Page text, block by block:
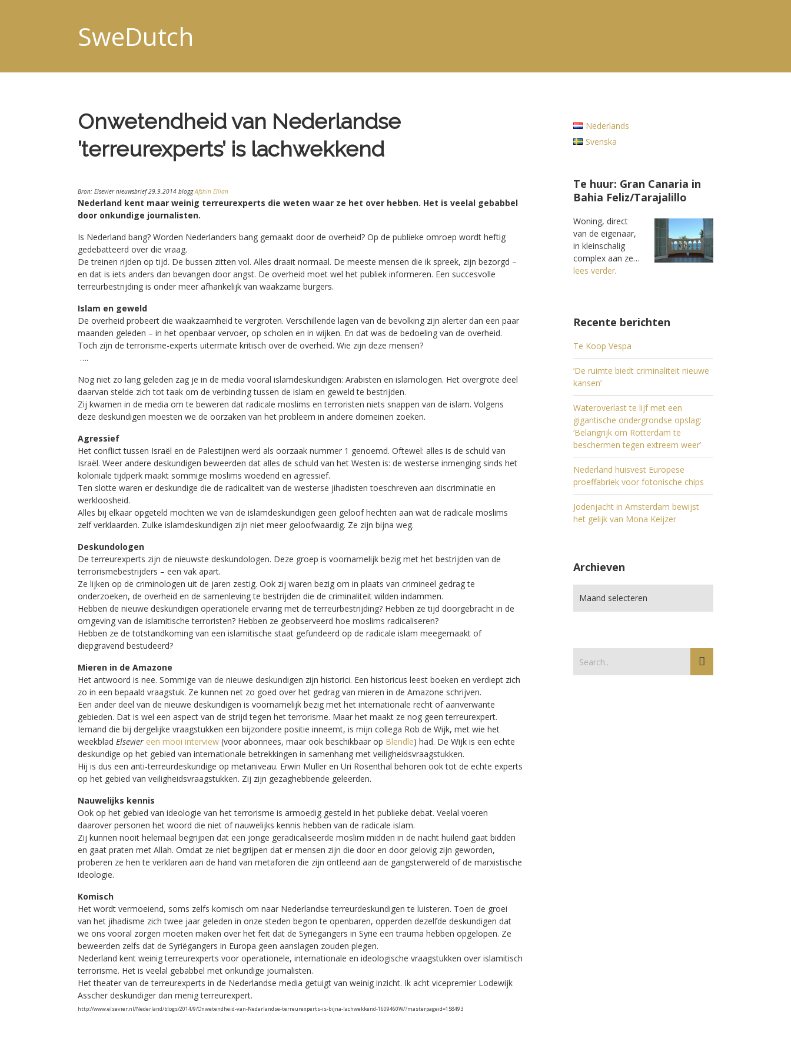
SweDutch
Onwetendheid van Nederlandse
’terreurexperts’ is lachwekkend
Bron: Elsevier nieuwsbrief 29.9.2014 bloggAfshin Ellian
Nederland kent maar weinig terreurexperts die weten waar ze het over hebben. Het is veelal gebabbel
door onkundige journalisten.
Is Nederland bang? Worden Nederlanders bang gemaakt door de overheid? Op de publieke omroep wordt heftig
gedebatteerd over die vraag.
De treinen rijden op tijd. De bussen zitten vol. Alles draait normaal. De meeste mensen die ik spreek, zijn bezorgd –
en dat is iets anders dan bevangen door angst. De overheid moet wel het publiek informeren. Een succesvolle
terreurbestrijding is onder meer afhankelijk van waakzame burgers.
Islam en geweld
De overheid probeert die waakzaamheid te vergroten. Verschillende lagen van de bevolking zijn alerter dan een paar
maanden geleden – in het openbaar vervoer, op scholen en in wijken. En dat was de bedoeling van de overheid.
Toch zijn de terrorisme-experts uitermate kritisch over de overheid. Wie zijn deze mensen?
….
Nog niet zo lang geleden zag je in de media vooral islamdeskundigen: Arabisten en islamologen. Het overgrote deel
daarvan stelde zich tot taak om de verbinding tussen de islam en geweld te bestrijden.
Zij kwamen in de media om te beweren dat radicale moslims en terroristen niets snappen van de islam. Volgens
deze deskundigen moesten we de oorzaken van het probleem in andere domeinen zoeken.
Agressief
Het conflict tussen Israël en de Palestijnen werd als oorzaak nummer 1 genoemd. Oftewel: alles is de schuld van
Israël. Weer andere deskundigen beweerden dat alles de schuld van het Westen is: de westerse inmenging sinds het
koloniale tijdperk maakt sommige moslims woedend en agressief.
Ten slotte waren er deskundige die de radicaliteit van de westerse jihadisten toeschreven aan discriminatie en
werkloosheid.
Alles bij elkaar opgeteld mochten we van de islamdeskundigen geen geloof hechten aan wat de radicale moslims
zelf verklaarden. Zulke islamdeskundigen zijn niet meer geloofwaardig. Ze zijn bijna weg.
Deskundologen
De terreurexperts zijn de nieuwste deskundologen. Deze groep is voornamelijk bezig met het bestrijden van de
terrorismebestrijders – een vak apart.
Ze lijken op de criminologen uit de jaren zestig. Ook zij waren bezig om in plaats van crimineel gedrag te
onderzoeken, de overheid en de samenleving te bestrijden die de criminaliteit wilden indammen.
Hebben de nieuwe deskundigen operationele ervaring met de terreurbestrijding? Hebben ze tijd doorgebracht in de
omgeving van de islamitische terroristen? Hebben ze geobserveerd hoe moslims radicaliseren?
Hebben ze de totstandkoming van een islamitische staat gefundeerd op de radicale islam meegemaakt of
diepgravend bestudeerd?
Mieren in de Amazone
Het antwoord is nee. Sommige van de nieuwe deskundigen zijn historici. Een historicus leest boeken en verdiept zich
zo in een bepaald vraagstuk. Ze kunnen net zo goed over het gedrag van mieren in de Amazone schrijven.
Een ander deel van de nieuwe deskundigen is voornamelijk bezig met het internationale recht of aanverwante
gebieden. Dat is wel een aspect van de strijd tegen het terrorisme. Maar het maakt ze nog geen terreurexpert.
Iemand die bij dergelijke vraagstukken een bijzondere positie inneemt, is mijn collega Rob de Wijk, met wie het
weekblad Elsevier een mooi interview (voor abonnees, maar ook beschikbaar op Blendle) had. De Wijk is een echte
deskundige op het gebied van internationale betrekkingen in samenhang met veiligheidsvraagstukken.
Hij is dus een anti-terreurdeskundige op metaniveau. Erwin Muller en Uri Rosenthal behoren ook tot de echte experts
op het gebied van veiligheidsvraagstukken. Zij zijn gezaghebbende geleerden.
Nauwelijks kennis
Ook op het gebied van ideologie van het terrorisme is armoedig gesteld in het publieke debat. Veelal voeren
daarover personen het woord die niet of nauwelijks kennis hebben van de radicale islam.
Zij kunnen nooit helemaal begrijpen dat een jonge geradicaliseerde moslim midden in de nacht huilend gaat bidden
en gaat praten met Allah. Omdat ze niet begrijpen dat er mensen zijn die door en door gelovig zijn geworden,
proberen ze hen te verklaren aan de hand van metaforen die zijn ontleend aan de gangsterwereld of de marxistische
ideologie.
Komisch
Het wordt vermoeiend, soms zelfs komisch om naar Nederlandse terreurdeskundigen te luisteren. Toen de groei
van het jihadisme zich twee jaar geleden in onze steden begon te openbaren, opperden dezelfde deskundigen dat
we ons vooral zorgen moeten maken over het feit dat de Syriëgangers in Syrië een trauma hebben opgelopen. Ze
beweerden zelfs dat de Syriëgangers in Europa geen aanslagen zouden plegen.
Nederland kent weinig terreurexperts voor operationele, internationale en ideologische vraagstukken over islamitisch
terrorisme. Het is veelal gebabbel met onkundige journalisten.
Het theater van de terreurexperts in de Nederlandse media getuigt van weinig inzicht. Ik acht vicepremier Lodewijk
Asscher deskundiger dan menig terreurexpert.
http://www.elsevier.nl/Nederland/blogs/2014/9/Onwetendheid-van-Nederlandse-terreurexperts-is-bijna-lachwekkend-1609460W/?masterpageid=158493
Nederlands
Svenska
Te huur: Gran Canaria in
Bahia Feliz/Tarajalillo
Woning, direct
van de eigenaar,
in kleinschalig
complex aan ze…
lees verder.
Recente berichten
Te Koop Vespa
‘De ruimte biedt criminaliteit nieuwe
kansen’
Wateroverlast te lijf met een
gigantische ondergrondse opslag:
‘Belangrijk om Rotterdam te
beschermen tegen extreem weer’
Nederland huisvest Europese
proeffabriek voor fotonische chips
Jodenjacht in Amsterdam bewijst
het gelijk van Mona Keijzer
Archieven